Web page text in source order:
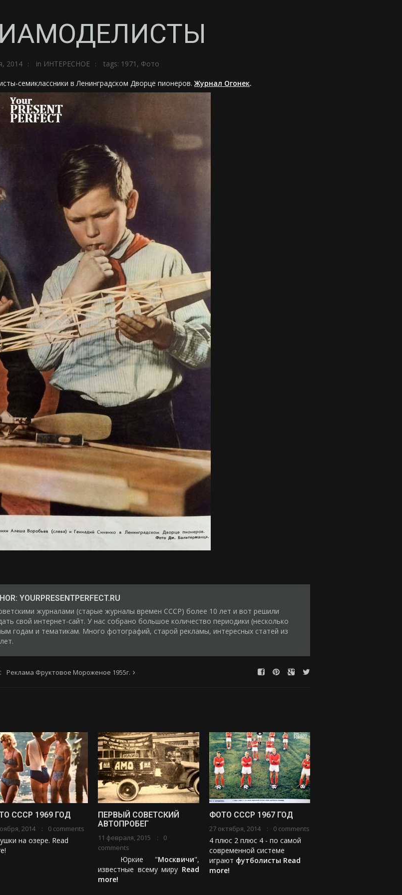
2014 in ИНТЕРЕСНОЕ tags: 1971 , Фото
семиклассники в Ленинградском Дворце пионеров.Журнал Огонек.
YOURPRESENTPERFECT.RU
журналами (старые журналы времен СССР) более 10 лет и вот решили
свой интернет-сайт. У нас собрано большое количество периодики (несколько
годам и тематикам. Много фотографий, старой рекламы, интересных статей из
Реклама Фруктовое Мороженое 1955г.
СССР 1969 ГОД
2014 0 comments
на озере. Read
ПЕРВЫЙ СОВЕТСКИЙ
АВТОПРОБЕГ
11 февраля, 2015
0
comments
Юркие "Москвичи",
известные всему миру Read
more!
ФОТО СССР 1967 ГОД
27 октября, 2014 0 comments
4 плюс 2 плюс 4 - по самой
современной системе
играют футболисты Read
more!